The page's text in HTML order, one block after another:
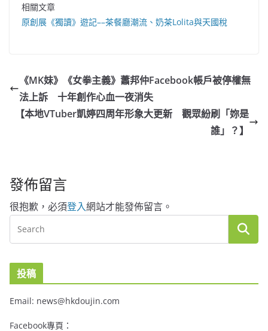
相關文章
原創展《獨讀》遊記––茶餐廳潮流、奶茶Lolita與天國稅
《MK妹》《女拳主義》蕭邦仲Facebook帳戶被停權無
法上訴 十年創作心血一夜消失
【本地VTuber凱婷四周年形象大更新 觀眾紛刷「妳是
誰」？】
發佈留言
很抱歉，必須登入網站才能發佈留言。
投稿
Email: news@hkdoujin.com
Facebook專頁：